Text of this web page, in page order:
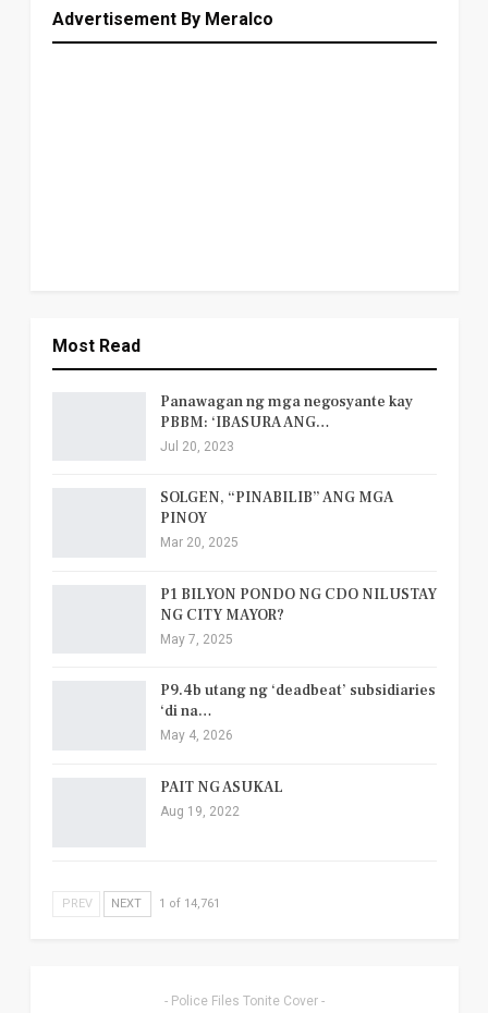
Advertisement By Meralco
Most Read
Panawagan ng mga negosyante kay
PBBM: ‘IBASURA ANG…
Jul 20, 2023
SOLGEN, “PINABILIB” ANG MGA
PINOY
Mar 20, 2025
P1 BILYON PONDO NG CDO NILUSTAY
NG CITY MAYOR?
May 7, 2025
P9.4b utang ng ‘deadbeat’ subsidiaries
‘di na…
May 4, 2026
PAIT NG ASUKAL
Aug 19, 2022
PREV NEXT 1 of 14,761
- Police Files Tonite Cover -